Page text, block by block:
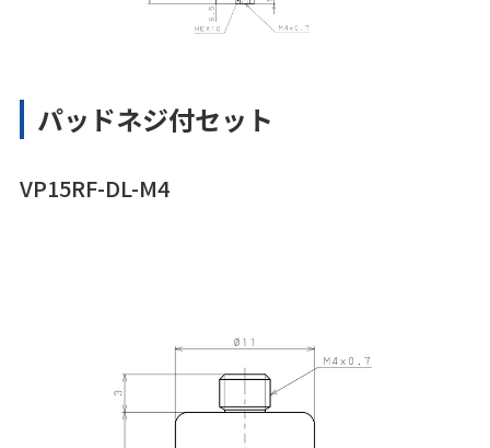
パッドネジ付セット
VP15RF-DL-M4